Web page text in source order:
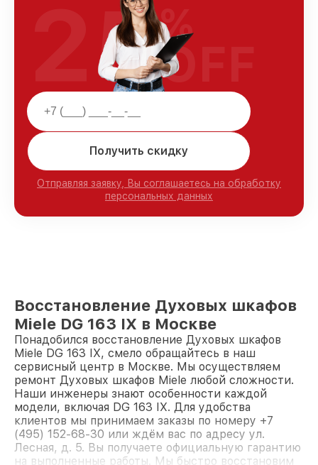
Получить скидку
Отправляя заявку, Вы соглашаетесь на обработку
персональных данных
25%
OFF
Восстановление Духовых шкафов
Miele DG 163 IX в Москве
Понадобился восстановление Духовых шкафов
Miele DG 163 IX, смело обращайтесь в наш
сервисный центр в Москве. Мы осуществляем
ремонт Духовых шкафов Miele любой сложности.
Наши инженеры знают особенности каждой
модели, включая DG 163 IX. Для удобства
клиентов мы принимаем заказы по номеру +7
(495) 152-68-30 или ждём вас по адресу ул.
Лесная, д. 5. Вы получаете официальную гарантию
на выполненные работы. Мы быстро восстановим